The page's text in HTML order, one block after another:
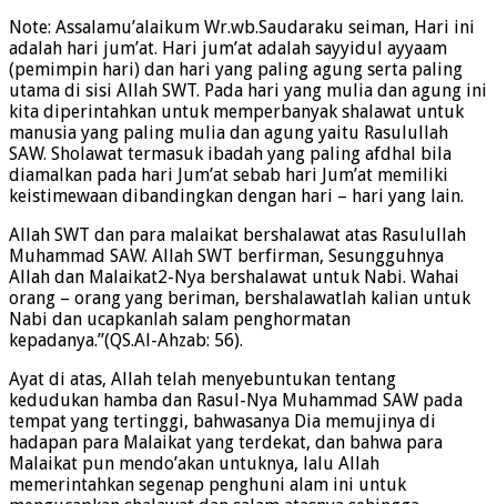
Note: Assalamu’alaikum Wr.wb.Saudaraku seiman, Hari ini
adalah hari jum’at. Hari jum’at adalah sayyidul ayyaam
(pemimpin hari) dan hari yang paling agung serta paling
utama di sisi Allah SWT. Pada hari yang mulia dan agung ini
kita diperintahkan untuk memperbanyak shalawat untuk
manusia yang paling mulia dan agung yaitu Rasulullah
SAW. Sholawat termasuk ibadah yang paling afdhal bila
diamalkan pada hari Jum’at sebab hari Jum’at memiliki
keistimewaan dibandingkan dengan hari – hari yang lain.
Allah SWT dan para malaikat bershalawat atas Rasulullah
Muhammad SAW. Allah SWT berfirman, Sesungguhnya
Allah dan Malaikat2-Nya bershalawat untuk Nabi. Wahai
orang – orang yang beriman, bershalawatlah kalian untuk
Nabi dan ucapkanlah salam penghormatan
kepadanya.”(QS.Al-Ahzab: 56).
Ayat di atas, Allah telah menyebuntukan tentang
kedudukan hamba dan Rasul-Nya Muhammad SAW pada
tempat yang tertinggi, bahwasanya Dia memujinya di
hadapan para Malaikat yang terdekat, dan bahwa para
Malaikat pun mendo’akan untuknya, lalu Allah
memerintahkan segenap penghuni alam ini untuk